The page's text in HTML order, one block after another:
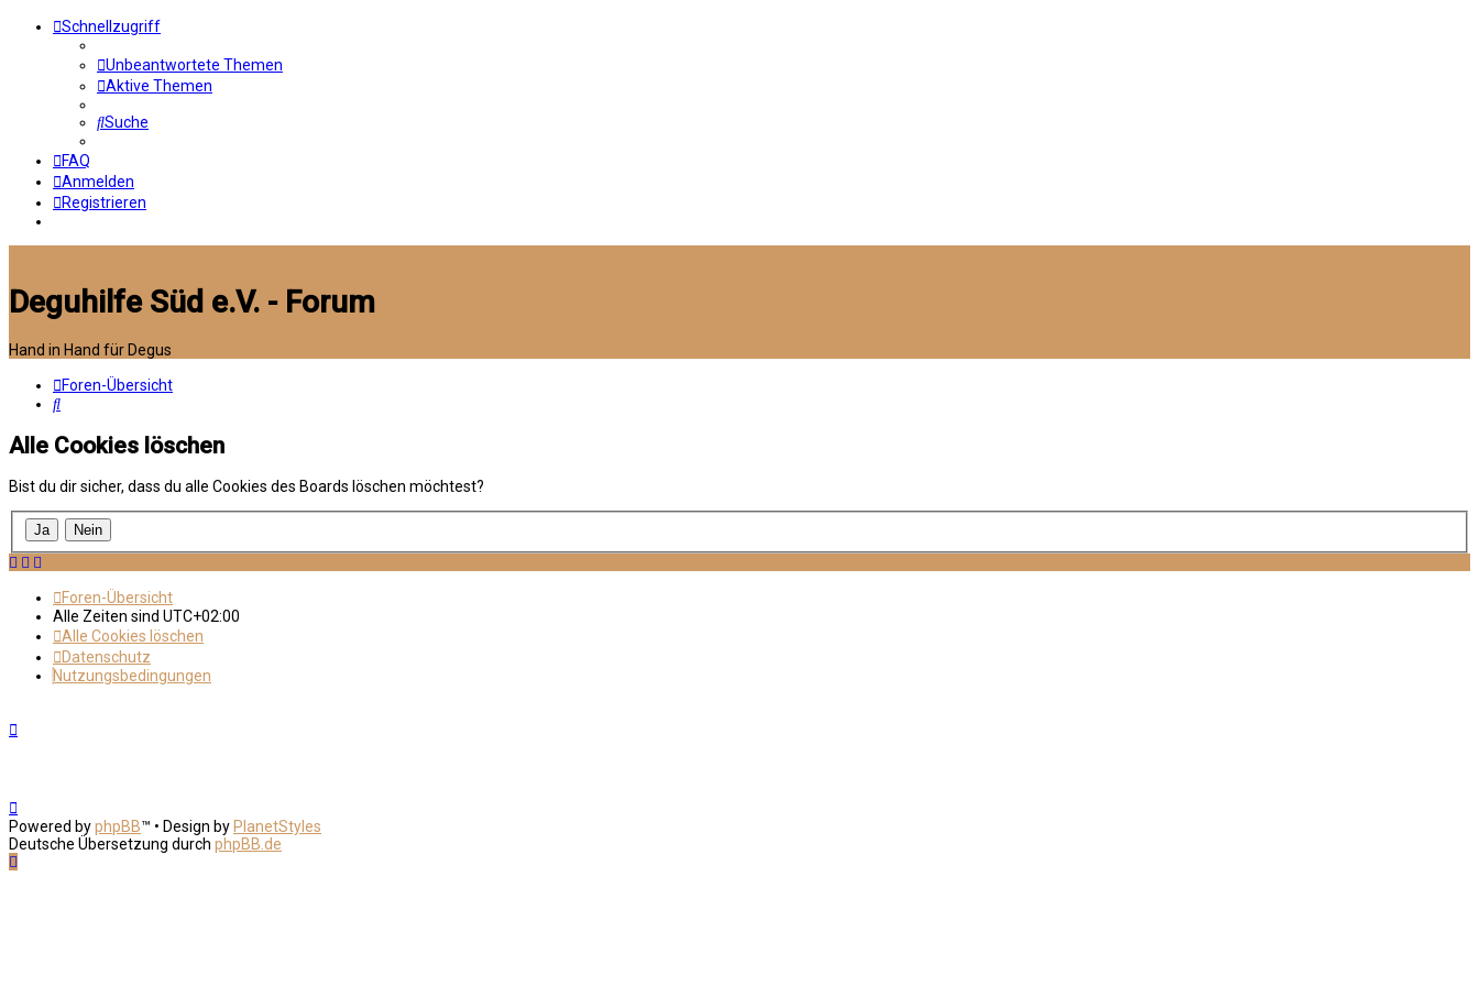
Schnellzugriff
Unbeantwortete Themen
Aktive Themen
Suche
FAQ
Anmelden
Registrieren
Deguhilfe Süd e.V. - Forum
Hand in Hand für Degus
Foren-Übersicht
Suche
Alle Cookies löschen
Bist du dir sicher, dass du alle Cookies des Boards löschen möchtest?
Foren-Übersicht
Alle Zeiten sind UTC+02:00
Alle Cookies löschen
Datenschutz
Nutzungsbedingungen
Powered byphpBB™ • Design by PlanetStyles
Deutsche Übersetzung durch phpBB.de